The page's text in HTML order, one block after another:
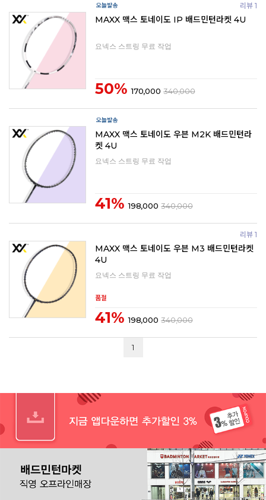
리뷰 1
MAXX 맥스 토네이도 IP 배드민턴라켓 4U
요넥스 스트링 무료 작업
50% 170,000 340,000
MAXX 맥스 토네이도 우븐 M2K 배드민턴라
켓 4U
요넥스 스트링 무료 작업
41% 198,000 340,000
리뷰 1
MAXX 맥스 토네이도 우븐 M3 배드민턴라켓
4U
요넥스 스트링 무료 작업
41% 198,000 340,000
품절
1